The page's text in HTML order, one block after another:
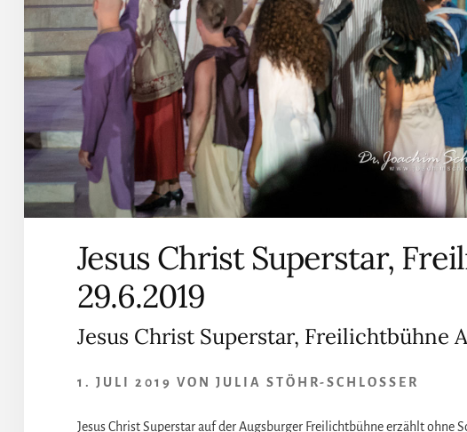
Jesus Christ Superstar,
29.6.2019
Jesus Christ Superstar, Freilichtbühne
1. JULI 2019 VON JULIA STÖHR-SCHLOSSER
Jesus Christ Superstar auf der Augsburger Freilichtbühne erzählt ohne